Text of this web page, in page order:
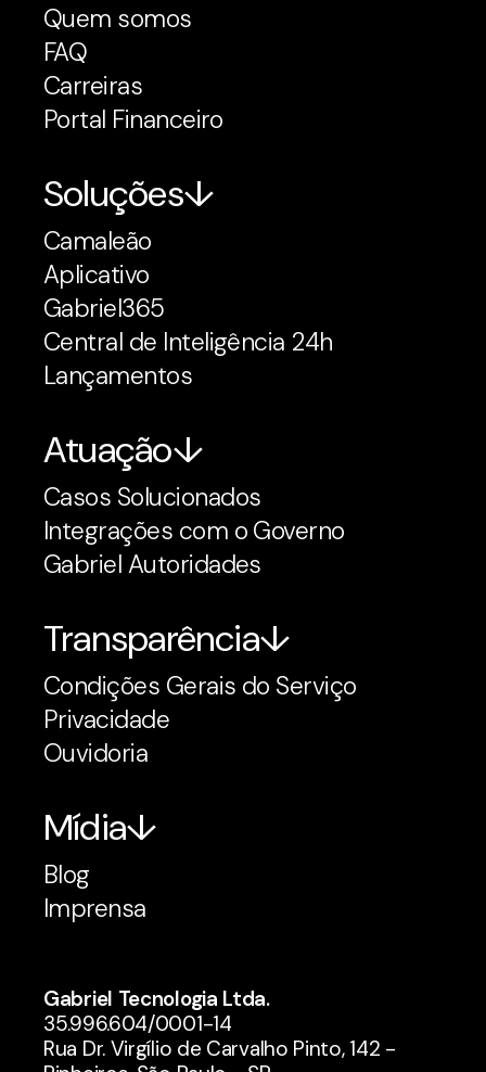
Quem somos
FAQ
Carreiras
Portal Financeiro
Soluções
Camaleão
Aplicativo
Gabriel365
Central de Inteligência 24h
Lançamentos
Atuação
Casos Solucionados
Integrações com o Governo
Gabriel Autoridades
Transparência
Condições Gerais do Serviço
Privacidade
Ouvidoria
Mídia
Blog
Imprensa
Gabriel Tecnologia Ltda.
35.996.604/0001-14
Rua Dr. Virgílio de Carvalho Pinto, 142 -